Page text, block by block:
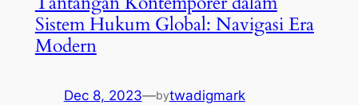
Sistem Hukum Global: Navigasi Era
Modern
Dec 8, 2023—bytwadigmark